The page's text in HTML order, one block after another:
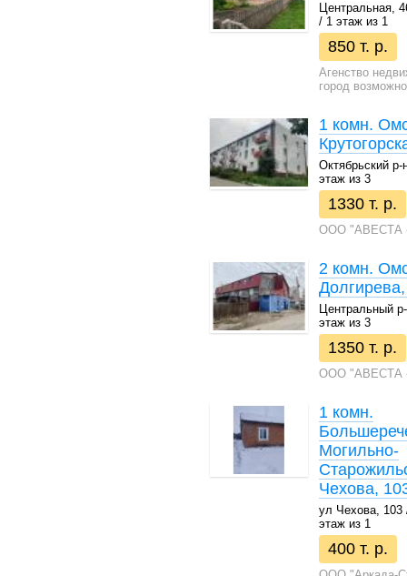
Центральная,
/ 1 этаж из 1
850 т. р.
Агенство
город
1 комн.
Октябрьский
этаж из 3
1330 т. р.
ООО "АВЕСТА
2 комн.
Центральный
этаж из 3
1350 т. р.
ООО "АВЕСТА
1 комн.
Могильно-
Чехова,
ул Чехова, 103
этаж из 1
400 т. р.